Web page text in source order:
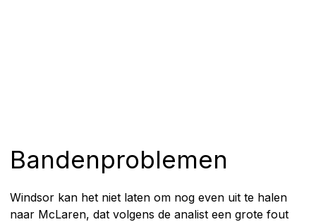
Bandenproblemen
Windsor kan het niet laten om nog even uit te halen
naar McLaren, dat volgens de analist een grote fout